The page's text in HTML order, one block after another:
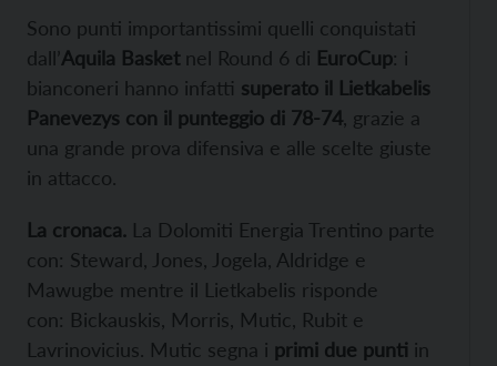
Sono punti importantissimi quelli conquistati
dall’Aquila Basketnel Round 6 di EuroCup: i
bianconeri hanno infatti superato il Lietkabelis
Panevezys con il punteggio di 78-74 , grazie a
una grande prova difensiva e alle scelte giuste
in attacco.
La cronaca. La Dolomiti Energia Trentino parte
con: Steward, Jones, Jogela, Aldridge e
Mawugbe mentre il Lietkabelis risponde
con: Bickauskis, Morris, Mutic, Rubit e
Lavrinovicius. Mutic segna i primi due punti in